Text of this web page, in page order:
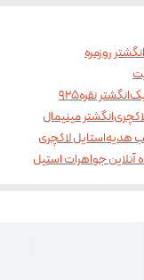
انگشتر روزمره
انگشتر نقره925
انگشتر مینیمال
هدیهاستایل لاکچری
آنلاین جواهرات استیل